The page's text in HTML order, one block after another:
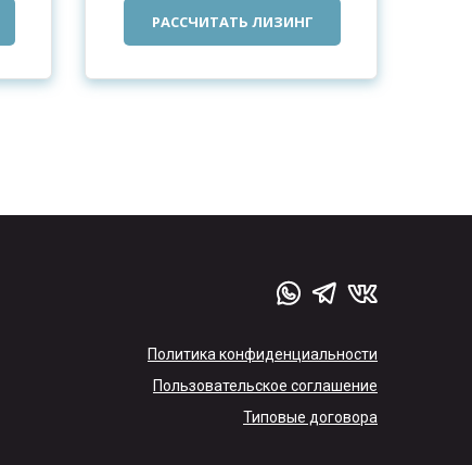
РАССЧИТАТЬ ЛИЗИНГ
Политика конфиденциальности
Пользовательское соглашение
Типовые договора